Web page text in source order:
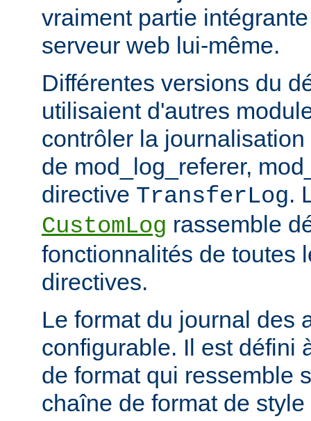
vraiment partie
serveur web lui-même.
Différentes versions du
utilisaient d'autres
contrôler la
de mod_log_referer,
directive TransferLog.
CustomLog rassemble
fonctionnalités de toutes
directives.
Le format du journal des
configurable. Il est défini
de format qui ressemble
chaîne de format de